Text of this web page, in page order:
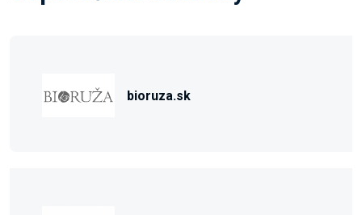
bioruza.sk